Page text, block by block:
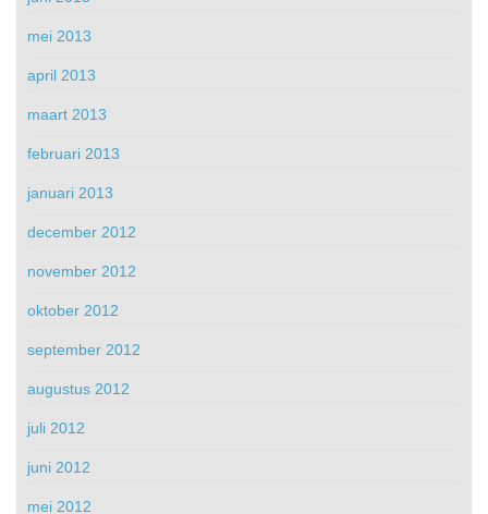
mei 2013
april 2013
maart 2013
februari 2013
januari 2013
december 2012
november 2012
oktober 2012
september 2012
augustus 2012
juli 2012
juni 2012
mei 2012